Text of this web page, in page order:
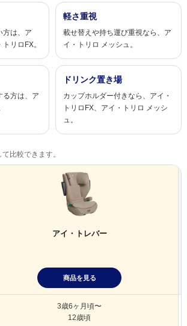
方は、ア
リロFX。
軽さ重視
載せ替えや持ち運び重視なら、ア
イ・トリロ メッシュ。
る方は、ア
ドリンク置き場
カップホルダー付きなら、アイ・
トリロFX、アイ・トリロ メッシ
ュ。
比較できます。
アイ・トレバー
商品を見る
3歳6ヶ月頃〜
12歳頃